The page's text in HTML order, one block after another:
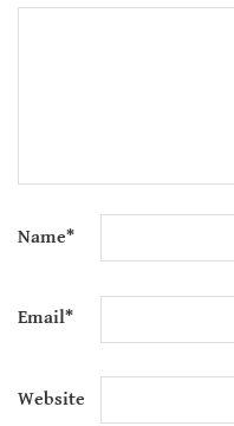
Name*
Email*
Website